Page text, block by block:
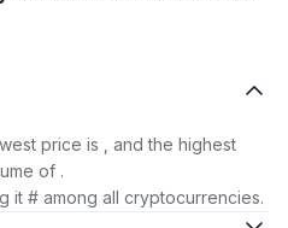
price is , and the highest
of .
it # among all cryptocurrencies.